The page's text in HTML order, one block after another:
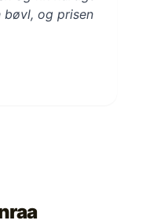
og prisen